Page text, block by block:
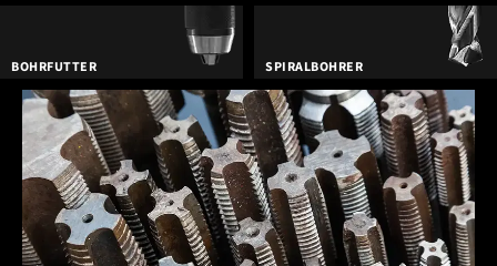
BOHRFUTTER SPIRALBOHRER